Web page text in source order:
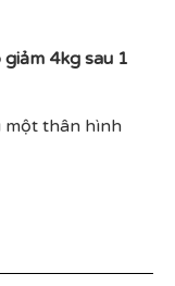
4kg sau 1
một thân hình